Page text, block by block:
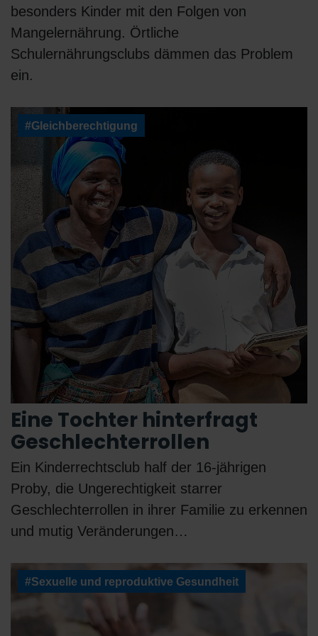
besonders Kinder mit den Folgen von
Mangelernährung. Örtliche
Schulernährungsclubs dämmen das Problem
ein.
#Gleichberechtigung
Eine Tochter hinterfragt
Geschlechterrollen
Ein Kinderrechtsclub half der 16-jährigen
Proby, die Ungerechtigkeit starrer
Geschlechterrollen in ihrer Familie zu erkennen
und mutig Veränderungen…
#Sexuelle und reproduktive Gesundheit